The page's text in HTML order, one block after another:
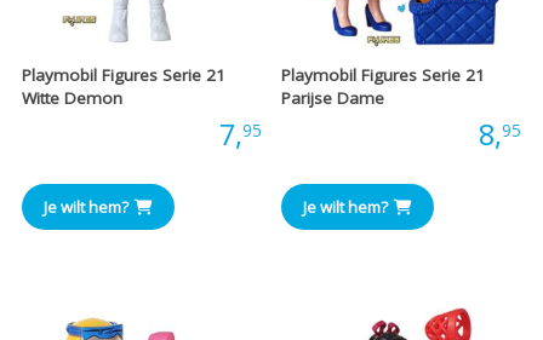
Playmobil Figures Serie 21
Witte Demon
7,95
Je wilt hem?
Playmobil Figures Serie 21
Parijse Dame
8,95
Je wilt hem?